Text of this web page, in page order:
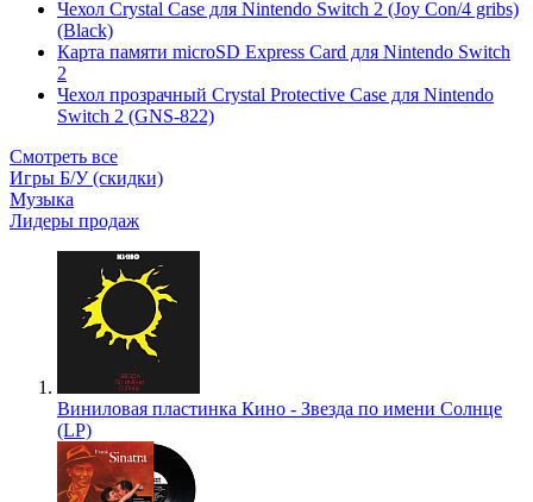
Чехол Сrystal Сase для Nintendo Switch 2 (Joy Con/4 gribs)
(Black)
Карта памяти microSD Express Card для Nintendo Switch
2
Чехол прозрачный Crystal Protective Case для Nintendo
Switch 2 (GNS-822)
Смотреть все
Игры Б/У (скидки)
Музыка
Лидеры продаж
Виниловая пластинка Кино - Звезда по имени Солнце
(LP)